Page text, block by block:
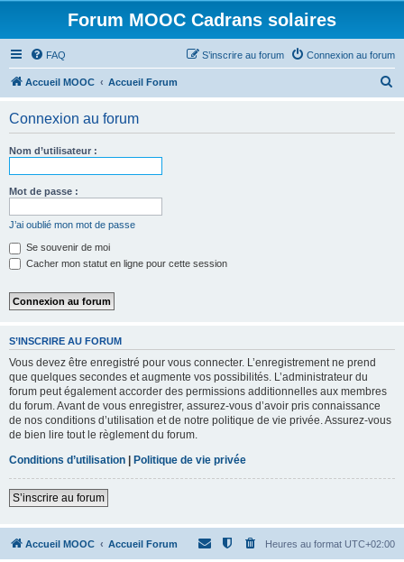
Forum MOOC Cadrans solaires
FAQ Connexion au forum
S’inscrire au forum
Accueil MOOC Accueil Forum
Connexion au forum
Nom d’utilisateur :
Mot de passe :
J’ai oublié mon mot de passe
Se souvenir de moi
Cacher mon statut en ligne pour cette session
S’INSCRIRE AU FORUM
Vous devez être enregistré pour vous connecter. L’enregistrement ne prend
que quelques secondes et augmente vos possibilités. L’administrateur du
forum peut également accorder des permissions additionnelles aux membres
du forum. Avant de vous enregistrer, assurez-vous d’avoir pris connaissance
de nos conditions d’utilisation et de notre politique de vie privée. Assurez-vous
de bien lire tout le règlement du forum.
Conditions d’utilisation | Politique de vie privée
S’inscrire au forum
Accueil MOOC Accueil Forum Heures au format UTC+02:00